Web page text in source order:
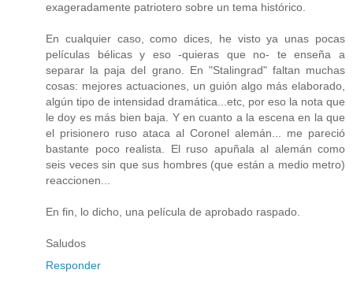
exageradamente patriotero sobre un tema histórico.
En cualquier caso, como dices, he visto ya unas pocas
películas bélicas y eso -quieras que no- te enseña a
separar la paja del grano. En "Stalingrad" faltan muchas
cosas: mejores actuaciones, un guión algo más elaborado,
algún tipo de intensidad dramática...etc, por eso la nota que
le doy es más bien baja. Y en cuanto a la escena en la que
el prisionero ruso ataca al Coronel alemán... me pareció
bastante poco realista. El ruso apuñala al alemán como
seis veces sin que sus hombres (que están a medio metro)
reaccionen...
En fin, lo dicho, una película de aprobado raspado.
Saludos
Responder